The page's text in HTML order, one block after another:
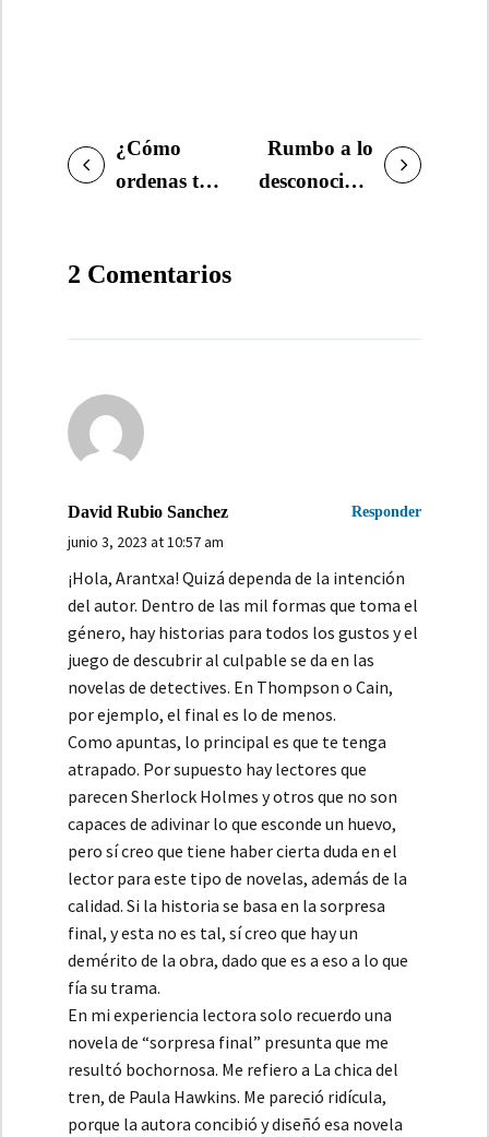
NAVEGACIÓN
¿Cómo
ordenas tus
para una
organizada
Rumbo a lo
desconocido:
viaje
2 Comentarios
David Rubio Sanchez Responder
junio 3, 2023 at 10:57 am
¡Hola, Arantxa! Quizá dependa de la intención
del autor. Dentro de las mil formas que toma el
género, hay historias para todos los gustos y el
juego de descubrir al culpable se da en las
novelas de detectives. En Thompson o Cain,
por ejemplo, el final es lo de menos.
Como apuntas, lo principal es que te tenga
atrapado. Por supuesto hay lectores que
parecen Sherlock Holmes y otros que no son
capaces de adivinar lo que esconde un huevo,
pero sí creo que tiene haber cierta duda en el
lector para este tipo de novelas, además de la
calidad. Si la historia se basa en la sorpresa
final, y esta no es tal, sí creo que hay un
demérito de la obra, dado que es a eso a lo que
fía su trama.
En mi experiencia lectora solo recuerdo una
novela de “sorpresa final” presunta que me
resultó bochornosa. Me refiero a La chica del
tren, de Paula Hawkins. Me pareció ridícula,
porque la autora concibió y diseñó esa novela